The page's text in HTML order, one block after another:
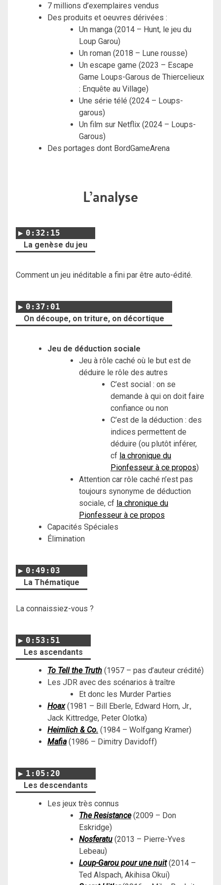
7 millions d’exemplaires vendus
Des produits et oeuvres dérivées :
Un manga (2014 – Hunt, le jeu du
Loup Garou)
Un roman (2018 – Lune rousse)
Un escape game (2023 – Escape
Game Loups-Garous de Thiercelieux
: Enquête au Village)
Une série télé (2024 – Loups-
garous)
Un film sur Netflix (2024 – Loups-
Garous)
Des portages dont BordGameArena
L’analyse
0:32:15
La genèse du jeu
Comment un jeu inéditable a fini par être auto-édité.
0:37:01
On découpe, on triture, on décortique
Jeu de déduction sociale
Jeu à rôle caché où le but est de
déduire le rôle des autres
C’est social : on se
demande à qui on doit faire
confiance ou non
C’est de la déduction : des
indices permettent de
déduire (ou plutôt inférer,
cf la chronique du
Pionfesseur à ce propos)
Attention car rôle caché n’est pas
toujours synonyme de déduction
sociale, cf la chronique du
Pionfesseur à ce propos
Capacités Spéciales
Élimination
0:49:03
La Thématique
La connaissiez-vous ?
0:53:51
Les ascendants
To Tell the Truth (1957 – pas d’auteur crédité)
Les JDR avec des scénarios à traître
Et donc les Murder Parties
Hoax(1981 – Bill Eberle, Edward Horn, Jr.,
Jack Kittredge, Peter Olotka)
Heimlich & Co. (1984 – Wolfgang Kramer)
Mafia(1986 – Dimitry Davidoff)
1:05:20
Les descendants
Les jeux très connus
The Resistance(2009 – Don
Eskridge)
Nosferatu (2013 – Pierre-Yves
Lebeau)
Loup-Garou pour une nuit(2014 –
Ted Alspach, Akihisa Okui)